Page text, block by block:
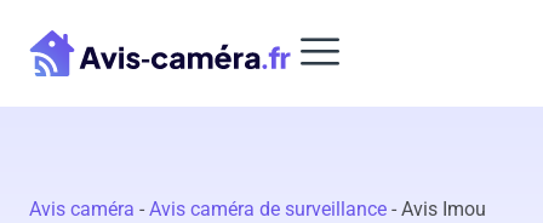
contenu
Avis caméra - Avis caméra de surveillance - Avis Imou